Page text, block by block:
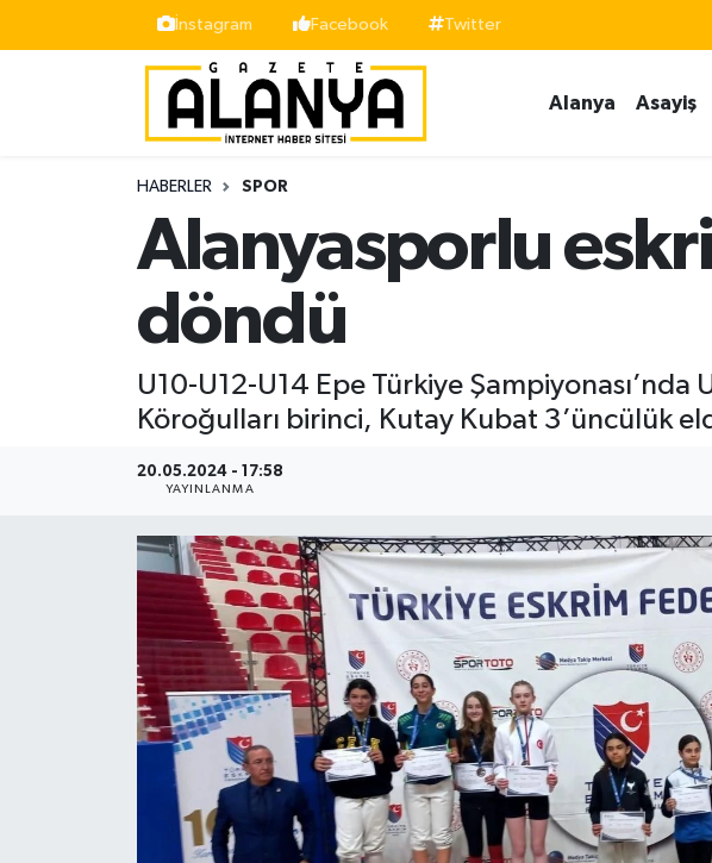
İnstagram Facebook Twitter
Alanya Asayiş
HABERLER SPOR
Alanyasporlu
döndü
U10-U12-U14 Epe Türkiye
Köroğulları birinci, Kutay Kubat 3’üncülük
20.05.2024 - 17:58
YAYINLANMA
Siyaset
İstanbul Nöbetçi Eczaneler
İstanbul Hava Durumu
Süper Lig Puan Durumu ve Fikstür
Tüm Manşetler
Son Dakika Haberleri